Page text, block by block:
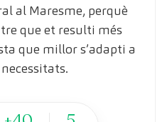
al Maresme, perquè
que et resulti més
que millor s’adapti a